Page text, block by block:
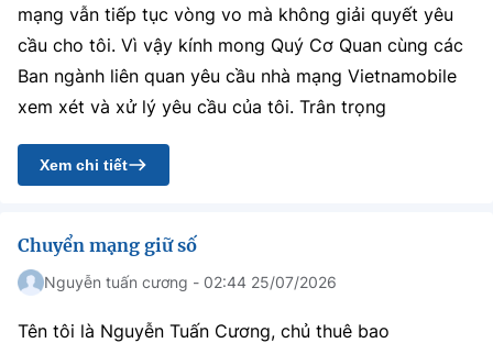
mạng vẫn tiếp tục vòng vo mà không giải quyết yêu
cầu cho tôi. Vì vậy kính mong Quý Cơ Quan cùng các
Ban ngành liên quan yêu cầu nhà mạng Vietnamobile
xem xét và xử lý yêu cầu của tôi. Trân trọng
Xem chi tiết
Chuyển mạng giữ số
Nguyễn tuấn cương - 02:44 25/07/2026
Tên tôi là Nguyễn Tuấn Cương, chủ thuê bao